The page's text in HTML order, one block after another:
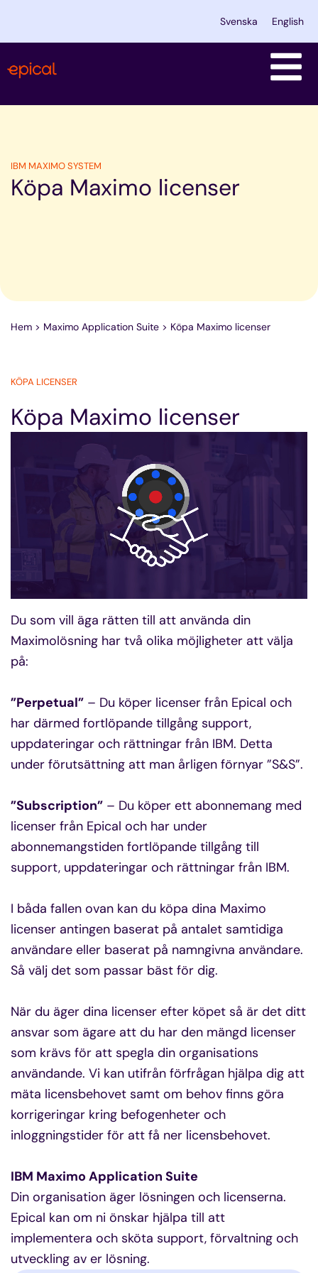
Svenska English
IBM MAXIMO SYSTEM
Köpa Maximo licenser
Hem > Maximo Application Suite > Köpa Maximo licenser
KÖPA LICENSER
Köpa Maximo licenser
Du som vill äga rätten till att använda din
Maximolösning har två olika möjligheter att välja
på:
”Perpetual” – Du köper licenser från Epical och
har därmed fortlöpande tillgång support,
uppdateringar och rättningar från IBM. Detta
under förutsättning att man årligen förnyar ”S&S”.
”Subscription” – Du köper ett abonnemang med
licenser från Epical och har under
abonnemangstiden fortlöpande tillgång till
support, uppdateringar och rättningar från IBM.
I båda fallen ovan kan du köpa dina Maximo
licenser antingen baserat på antalet samtidiga
användare eller baserat på namngivna användare.
Så välj det som passar bäst för dig.
När du äger dina licenser efter köpet så är det ditt
ansvar som ägare att du har den mängd licenser
som krävs för att spegla din organisations
användande. Vi kan utifrån förfrågan hjälpa dig att
mäta licensbehovet samt om behov finns göra
korrigeringar kring befogenheter och
inloggningstider för att få ner licensbehovet.
IBM Maximo Application Suite
Din organisation äger lösningen och licenserna.
Epical kan om ni önskar hjälpa till att
implementera och sköta support, förvaltning och
utveckling av er lösning.